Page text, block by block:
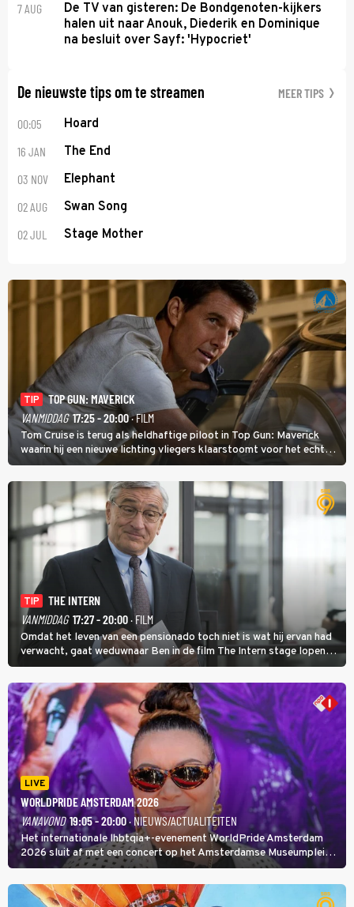
7 AUG
De TV van gisteren: De Bondgenoten-kijkers
halen uit naar Anouk, Diederik en Dominique
na besluit over Sayf: 'Hypocriet'
De nieuwste tips om te streamen MEER TIPS
00:05 Hoard
16 JAN The End
03 NOV Elephant
02 AUG Swan Song
02 JUL Stage Mother
TIP
TOP GUN: MAVERICK
VANMIDDAG 17:25 - 20:00· FILM
Tom Cruise is terug als heldhaftige piloot in Top Gun: Maverick
waarin hij een nieuwe lichting vliegers klaarstoomt voor het echte
werk.
TIP
THE INTERN
VANMIDDAG 17:27 - 20:00· FILM
Omdat het leven van een pensionado toch niet is wat hij ervan had
verwacht, gaat weduwnaar Ben in de film The Intern stage lopen
bij de hippe webwinkel van Jules, wat een gouden zet blijkt te zijn.
LIVE
WORLDPRIDE AMSTERDAM 2026
VANAVOND 19:05 - 20:00· NIEUWS/ACTUALITEITEN
Het internationale lhbtqia+-evenement WorldPride Amsterdam
2026 sluit af met een concert op het Amsterdamse Museumplein.
Anita Doth is een van de optredende artiesten. In de jaren 90
veroverde ze de wereld als zangeres van 2Unlimited.